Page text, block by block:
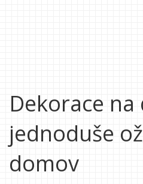
Dekorace na
jednoduše
domov